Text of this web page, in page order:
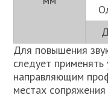
Для повышения
следует
направляющим
местах